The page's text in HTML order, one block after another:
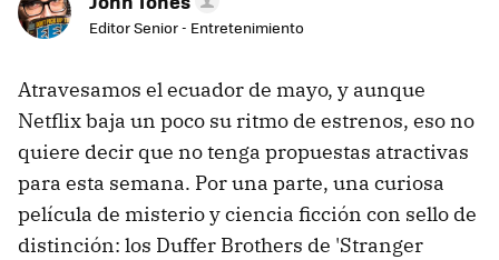
Editor Senior - Entretenimiento
Atravesamos el ecuador de mayo, y aunque
Netflix baja un poco su ritmo de estrenos, eso no
quiere decir que no tenga propuestas atractivas
para esta semana. Por una parte, una curiosa
película de misterio y ciencia ficción con sello de
distinción: los Duffer Brothers de 'Stranger